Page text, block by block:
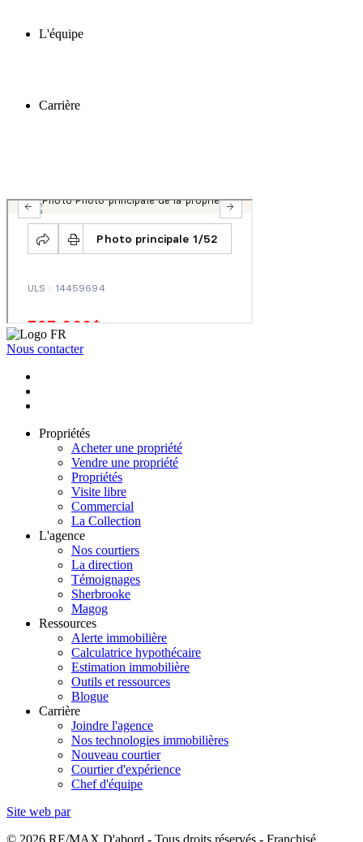
L'équipe
Carrière
Nous contacter
Propriétés
Acheter une propriété
Vendre une propriété
Propriétés
Visite libre
Commercial
La Collection
L'agence
Nos courtiers
La direction
Témoignages
Sherbrooke
Magog
Ressources
Alerte immobilière
Calculatrice hypothécaire
Estimation immobilière
Outils et ressources
Blogue
Carrière
Joindre l'agence
Nos technologies immobilières
Nouveau courtier
Courtier d'expérience
Chef d'équipe
Site web par
© 2026 RE/MAX D'abord - Tous droits réservés - Franchisé